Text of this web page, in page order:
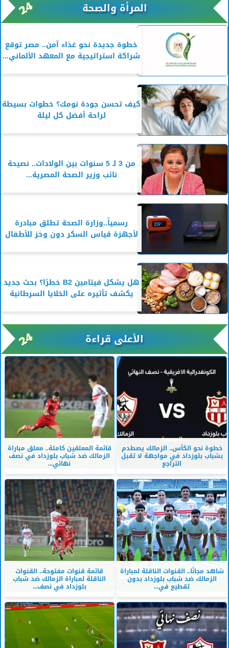
المرأة والصحة
خطوة جديدة نحو غذاء آمن.. مصر توقع
شراكة استراتيجية مع المعهد الألماني...
كيف تحسن جودة نومك؟ خطوات بسيطة
لراحة أفضل كل ليلة
من 3 لـ 5 سنوات بين الولادات.. نصيحة
نائب وزير الصحة المصرية...
رسمياً..وزارة الصحة تطلق مبادرة
لأجهزة قياس السكر دون وخز للأطفال
هل يشكل فيتامين B2 خطرًا؟ بحث جديد
يكشف تأثيره على الخلايا السرطانية
الأعلى قراءة
خطوة نحو الكأس.. الزمالك يصطدم
بشباب بلوزداد في مواجهة لا تقبل
التراجع
قائمة المعلقين كاملة.. معلق مباراة
الزمالك ضد شباب بلوزداد في نصف
نهائي...
شاهد مجانًا.. القنوات الناقلة لمباراة
الزمالك ضد شباب بلوزداد بدون
تقطيع في...
قائمة قنوات مفتوحة.. القنوات
الناقلة لمباراة الزمالك ضد شباب
بلوزداد في نصف...